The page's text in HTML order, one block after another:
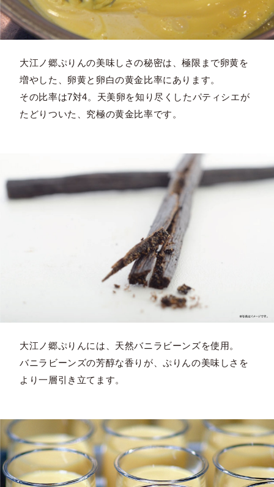
大江ノ郷ぷりんの美味しさの秘密は、極限まで卵黄を
増やした、卵黄と卵白の黄金比率にあります。
その比率は7対4。天美卵を知り尽くしたパティシエが
たどりついた、究極の黄金比率です。
大江ノ郷ぷりんには、天然バニラビーンズを使用。
バニラビーンズの芳醇な香りが、ぷりんの美味しさを
より一層引き立てます。